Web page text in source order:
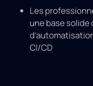
Les
une base solide
CI/CD